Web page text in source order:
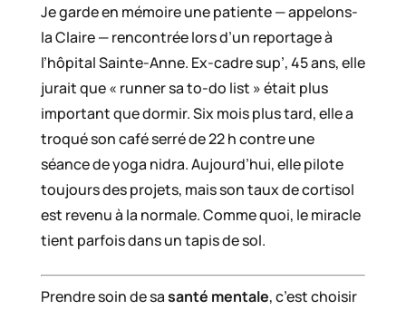
Je garde en mémoire une patiente — appelons-
la Claire — rencontrée lors d’un reportage à
l’hôpital Sainte-Anne. Ex-cadre sup’, 45 ans, elle
jurait que « runner sa to-do list » était plus
important que dormir. Six mois plus tard, elle a
troqué son café serré de 22 h contre une
séance de yoga nidra. Aujourd’hui, elle pilote
toujours des projets, mais son taux de cortisol
est revenu à la normale. Comme quoi, le miracle
tient parfois dans un tapis de sol.
Prendre soin de sasanté mentale, c’est choisir